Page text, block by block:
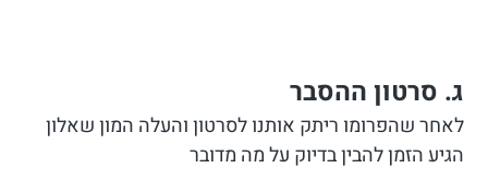
ג. סרטון ההסבר
לאחר שהפרומו ריתק אותנו לסרטון והעלה המון שאלון
הגיע הזמן להבין בדיוק על מה מדובר